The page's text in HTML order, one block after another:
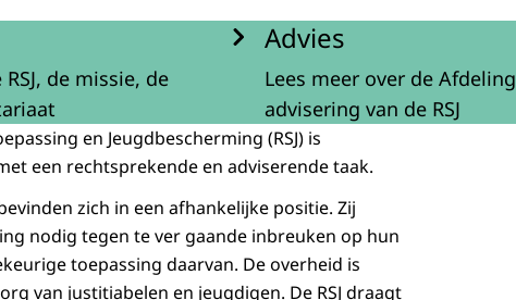
de missie, de
Advies
Lees meer over de Afdeling
advisering van de RSJ
en Jeugdbescherming (RSJ) is
een rechtsprekende en adviserende taak.
zich in een afhankelijke positie. Zij
nodig tegen te ver gaande inbreuken op hun
toepassing daarvan. De overheid is
van justitiabelen en jeugdigen. De RSJ draagt